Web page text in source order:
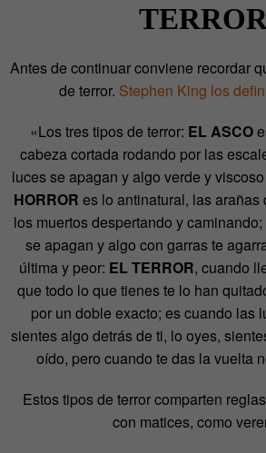
Antes de continuar conviene recordar
de terror. Stephen King los
«Los tres tipos de terror: EL ASCO
cabeza cortada rodando por las
luces se apagan y algo verde y
HORROR es lo antinatural, las arañas
los muertos despertando y
se apagan y algo con garras te
última y peor: EL TERROR, cuando
que todo lo que tienes te lo han
por un doble exacto; es cuando las
sientes algo detrás de ti, lo oyes,
oído, pero cuando te das la vuelta
Estos tipos de terror comparten
con matices, como